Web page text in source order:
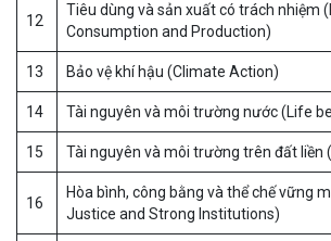
12
Tiêu dùng và sản xuất có trách nhiệm
Consumption and Production)
13 Bảo vệ khí hậu (Climate Action)
14 Tài nguyên và môi trường nước (Life
15 Tài nguyên và môi trường trên đất liền
16
Hòa bình, công bằng và thể chế vững
Justice and Strong Institutions)